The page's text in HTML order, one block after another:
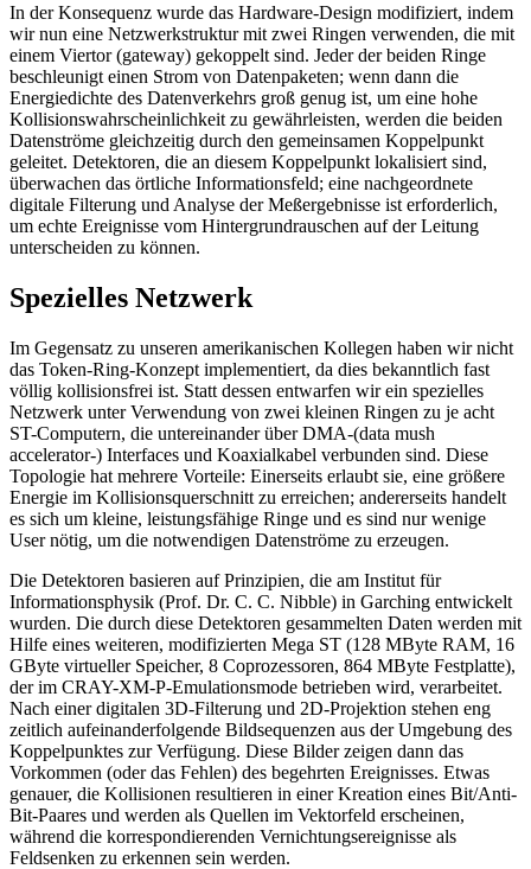
In der Konsequenz wurde das Hardware-Design modifiziert, indem
wir nun eine Netzwerkstruktur mit zwei Ringen verwenden, die mit
einem Viertor (gateway) gekoppelt sind. Jeder der beiden Ringe
beschleunigt einen Strom von Datenpaketen; wenn dann die
Energiedichte des Datenverkehrs groß genug ist, um eine hohe
Kollisionswahrscheinlichkeit zu gewährleisten, werden die beiden
Datenströme gleichzeitig durch den gemeinsamen Koppelpunkt
geleitet. Detektoren, die an diesem Koppelpunkt lokalisiert sind,
überwachen das örtliche Informationsfeld; eine nachgeordnete
digitale Filterung und Analyse der Meßergebnisse ist erforderlich,
um echte Ereignisse vom Hintergrundrauschen auf der Leitung
unterscheiden zu können.
Spezielles Netzwerk
Im Gegensatz zu unseren amerikanischen Kollegen haben wir nicht
das Token-Ring-Konzept implementiert, da dies bekanntlich fast
völlig kollisionsfrei ist. Statt dessen entwarfen wir ein spezielles
Netzwerk unter Verwendung von zwei kleinen Ringen zu je acht
ST-Computern, die untereinander über DMA-(data mush
accelerator-) Interfaces und Koaxialkabel verbunden sind. Diese
Topologie hat mehrere Vorteile: Einerseits erlaubt sie, eine größere
Energie im Kollisionsquerschnitt zu erreichen; andererseits handelt
es sich um kleine, leistungsfähige Ringe und es sind nur wenige
User nötig, um die notwendigen Datenströme zu erzeugen.
Die Detektoren basieren auf Prinzipien, die am Institut für
Informationsphysik (Prof. Dr. C. C. Nibble) in Garching entwickelt
wurden. Die durch diese Detektoren gesammelten Daten werden mit
Hilfe eines weiteren, modifizierten Mega ST (128 MByte RAM, 16
GByte virtueller Speicher, 8 Coprozessoren, 864 MByte Festplatte),
der im CRAY-XM-P-Emulationsmode betrieben wird, verarbeitet.
Nach einer digitalen 3D-Filterung und 2D-Projektion stehen eng
zeitlich aufeinanderfolgende Bildsequenzen aus der Umgebung des
Koppelpunktes zur Verfügung. Diese Bilder zeigen dann das
Vorkommen (oder das Fehlen) des begehrten Ereignisses. Etwas
genauer, die Kollisionen resultieren in einer Kreation eines Bit/Anti-
Bit-Paares und werden als Quellen im Vektorfeld erscheinen,
während die korrespondierenden Vernichtungsereignisse als
Feldsenken zu erkennen sein werden.